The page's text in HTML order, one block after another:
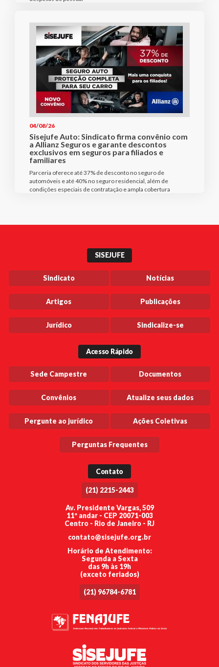
04/08/26
Sisejufe Auto: Sindicato firma convênio com
a Allianz Seguros e garante descontos
exclusivos em seguros para filiados e
familiares
Parceria oferece até 37% de desconto no seguro de
automóveis e até 40% no seguro residencial, além de
condições especiais de contratação e ampla cobertura
SISEJUFE
Sindicato Notícias
Artigos Publicações
Jurídico Sindicalize-se
Acesso Rápido
Sede Campestre Documentos
Convênios Atualize seus dados
Pergunte ao jurídico Ações Coletivas
Perguntas Frequentes
Contato
(21) 2215-2443
Av. Presidente Vargas, 509
11º andar - CEP 20071-003
Centro - Rio de Janeiro - RJ
contato@sisejufe.org.br
Horário de Atendimento:
Segunda a Sexta
das 9h às 19h
(exceto feriados)
(21) 96784-6781